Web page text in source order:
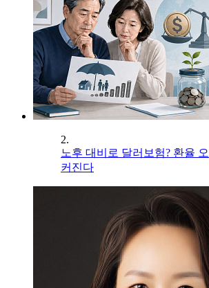
2.
노후 대비로 달러보험? 환율
커진다